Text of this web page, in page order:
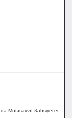
Mutasavvıf Şahsiyetler